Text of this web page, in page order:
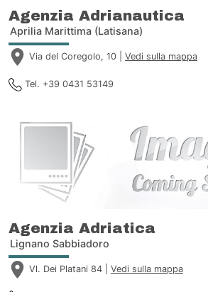
Agenzia Adrianautica
Aprilia Marittima (Latisana)
Via del Coregolo, 10 | Vedi sulla mappa
Tel. +39 0431 53149
Agenzia Adriatica
Lignano Sabbiadoro
Vl. Dei Platani 84 | Vedi sulla mappa